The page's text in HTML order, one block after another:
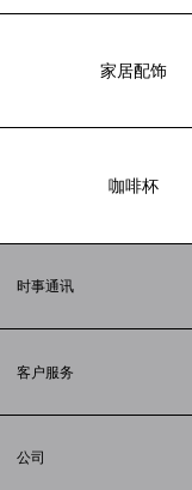
家居配饰
咖啡杯
时事通讯
客户服务
配送方式
公司